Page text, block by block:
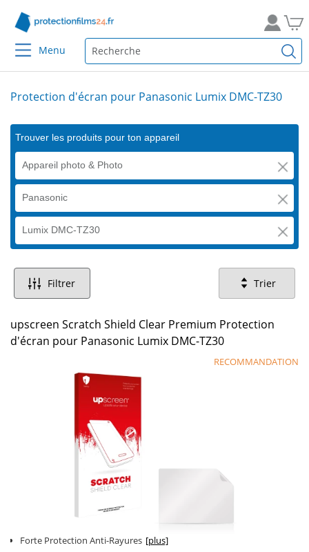
Menu
Protection d'écran pour Panasonic Lumix DMC-TZ30
Trouver les produits pour ton appareil
Appareil photo & Photo
Panasonic
Lumix DMC-TZ30
Filtrer Trier
upscreen Scratch Shield Clear Premium Protection
d'écran pour Panasonic Lumix DMC-TZ30
RECOMMANDATION
Forte Protection Anti-Rayures [plus]